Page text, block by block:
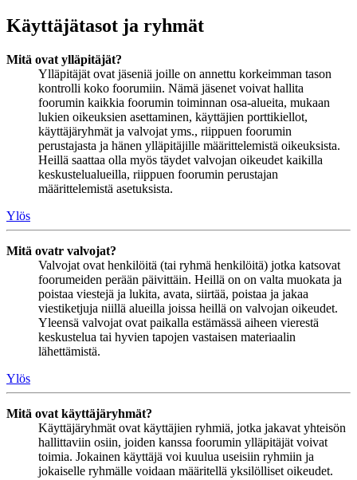
Käyttäjätasot ja ryhmät
Mitä ovat ylläpitäjät?
Ylläpitäjät ovat jäseniä joille on annettu korkeimman tason
kontrolli koko foorumiin. Nämä jäsenet voivat hallita
foorumin kaikkia foorumin toiminnan osa-alueita, mukaan
lukien oikeuksien asettaminen, käyttäjien porttikiellot,
käyttäjäryhmät ja valvojat yms., riippuen foorumin
perustajasta ja hänen ylläpitäjille määrittelemistä oikeuksista.
Heillä saattaa olla myös täydet valvojan oikeudet kaikilla
keskustelualueilla, riippuen foorumin perustajan
määrittelemistä asetuksista.
Ylös
Mitä ovatr valvojat?
Valvojat ovat henkilöitä (tai ryhmä henkilöitä) jotka katsovat
foorumeiden perään päivittäin. Heillä on on valta muokata ja
poistaa viestejä ja lukita, avata, siirtää, poistaa ja jakaa
viestiketjuja niillä alueilla joissa heillä on valvojan oikeudet.
Yleensä valvojat ovat paikalla estämässä aiheen vierestä
keskustelua tai hyvien tapojen vastaisen materiaalin
lähettämistä.
Ylös
Mitä ovat käyttäjäryhmät?
Käyttäjäryhmät ovat käyttäjien ryhmiä, jotka jakavat yhteisön
hallittaviin osiin, joiden kanssa foorumin ylläpitäjät voivat
toimia. Jokainen käyttäjä voi kuulua useisiin ryhmiin ja
jokaiselle ryhmälle voidaan määritellä yksilölliset oikeudet.